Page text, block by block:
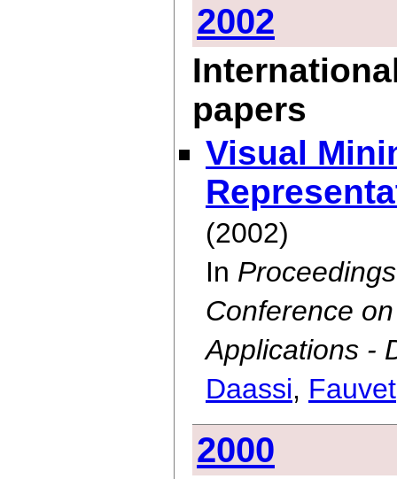
2002
papers
Visual
(2002)
In
Conference
Applications -
Daassi, Fauvet
2000